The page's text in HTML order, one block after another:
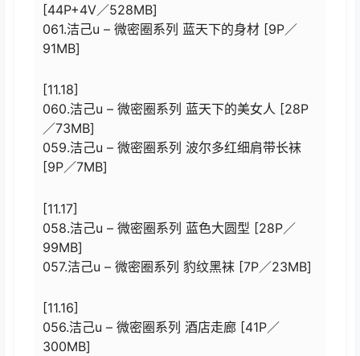
[44P+4V／528MB]
061.洁己u – 微密圈系列 蓝天下的身材 [9P／
91MB]
[11.18]
060.洁己u – 微密圈系列 蓝天下的美女人 [28P
／73MB]
059.洁己u – 微密圈系列 波尔多红细肩带长袜
[9P／7MB]
[11.17]
058.洁己u – 微密圈系列 蓝色大圆型 [28P／
99MB]
057.洁己u – 微密圈系列 豹纹黑袜 [7P／23MB]
[11.16]
056.洁己u – 微密圈系列 酒店走廊 [41P／
300MB]